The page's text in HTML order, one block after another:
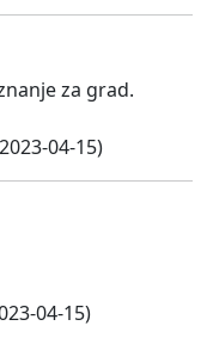
za grad.
04-15)
04-15)